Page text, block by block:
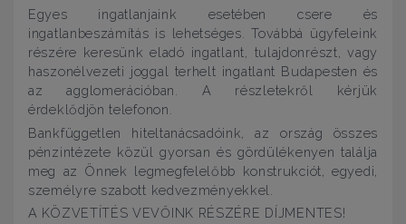
Egyes ingatlanjaink esetében csere és
ingatlanbeszámítás is lehetséges. Továbbá ügyfeleink
részére keresünk eladó ingatlant, tulajdonrészt, vagy
haszonélvezeti joggal terhelt ingatlant Budapesten és
az agglomerációban. A részletekről kérjük
érdeklődjön telefonon.
Bankfüggetlen hiteltanácsadóink, az ország összes
pénzintézete közül gyorsan és gördülékenyen találja
meg az Önnek legmegfelelőbb konstrukciót, egyedi,
személyre szabott kedvezményekkel.
A KÖZVETÍTÉS VEVŐINK RÉSZÉRE DÍJMENTES!